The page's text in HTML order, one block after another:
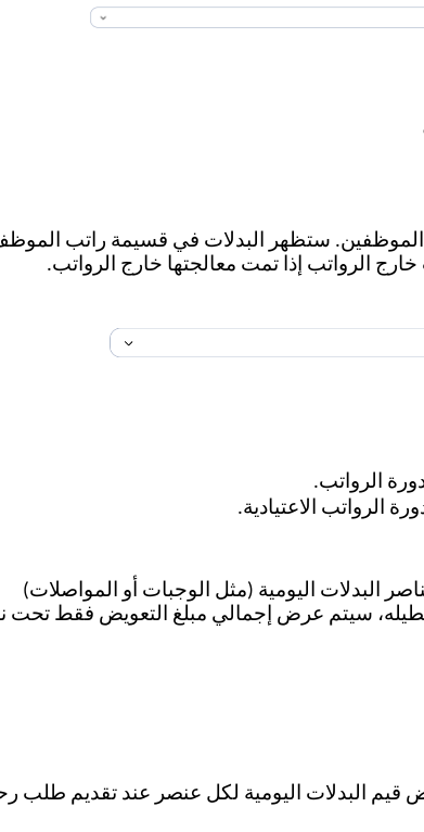
الموظفين. ستظهر البدلات في قسيمة راتب
الرواتب إذا تمت معالجتها خارج الرواتب.
الرواتب.
الرواتب الاعتيادية.
البدلات اليومية (مثل الوجبات أو المواصلات)
سيتم عرض إجمالي مبلغ التعويض فقط تحت
البدلات اليومية لكل عنصر عند تقديم طلب